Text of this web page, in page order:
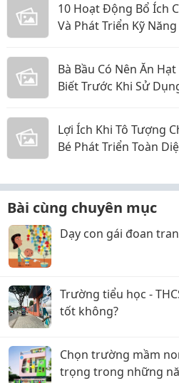
10 Hoạt Động Bổ Ích
Và Phát Triển Kỹ Năng
Bà Bầu Có Nên Ăn
Biết Trước Khi Sử
Lợi Ích Khi Tô Tượng
Bé Phát Triển Toàn
Bài cùng chuyên mục
Dạy con gái đoan
Trường tiểu học -
tốt không?
Chọn trường mầm
trọng trong những